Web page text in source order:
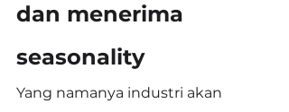
dan menerima
seasonality
Yang namanya industri akan